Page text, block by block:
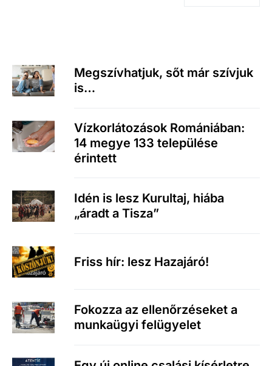
Megszívhatjuk, sőt már szívjuk
is…
Vízkorlátozások Romániában:
14 megye 133 települése
érintett
Idén is lesz Kurultaj, hiába
„áradt a Tisza”
Friss hír: lesz Hazajáró!
Fokozza az ellenőrzéseket a
munkaügyi felügyelet